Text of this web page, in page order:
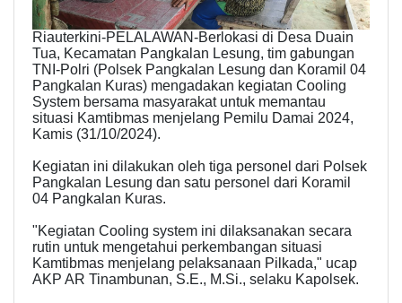
Riauterkini-PELALAWAN-Berlokasi di Desa Duain
Tua, Kecamatan Pangkalan Lesung, tim gabungan
TNI-Polri (Polsek Pangkalan Lesung dan Koramil 04
Pangkalan Kuras) mengadakan kegiatan Cooling
System bersama masyarakat untuk memantau
situasi Kamtibmas menjelang Pemilu Damai 2024,
Kamis (31/10/2024).
Kegiatan ini dilakukan oleh tiga personel dari Polsek
Pangkalan Lesung dan satu personel dari Koramil
04 Pangkalan Kuras.
"Kegiatan Cooling system ini dilaksanakan secara
rutin untuk mengetahui perkembangan situasi
Kamtibmas menjelang pelaksanaan Pilkada," ucap
AKP AR Tinambunan, S.E., M.Si., selaku Kapolsek.